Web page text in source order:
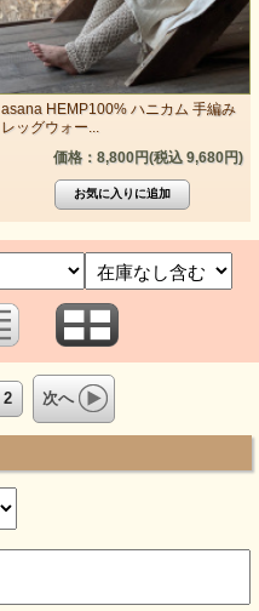
asana HEMP100% ハニカム 手編み
レッグウォー...
価格：8,800円(税込 9,680円)
2 次へ